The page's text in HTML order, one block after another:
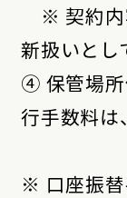
※ 契約内
新扱いとし
④ 保管場所
行手数料は
※ 口座振替